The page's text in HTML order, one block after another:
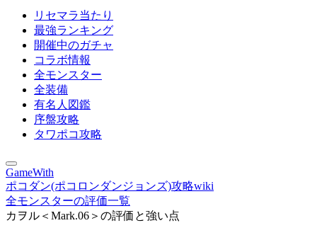
リセマラ当たり
最強ランキング
開催中のガチャ
コラボ情報
全モンスター
全装備
有名人図鑑
序盤攻略
タワポコ攻略
GameWith
ポコダン(ポコロンダンジョンズ)攻略wiki
全モンスターの評価一覧
カヲル＜Mark.06＞の評価と強い点